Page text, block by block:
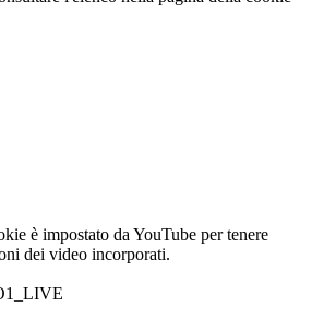
è impostato da YouTube per tenere
dei video incorporati.